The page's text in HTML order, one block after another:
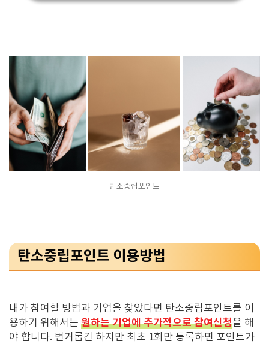
탄소중립포인트
탄소중립포인트 이용방법
내가 참여할 방법과 기업을 찾았다면 탄소중립포인트를 이
용하기 위해서는 원하는 기업에 추가적으로 참여신청을 해
야 합니다. 번거롭긴 하지만 최초 1회만 등록하면 포인트가